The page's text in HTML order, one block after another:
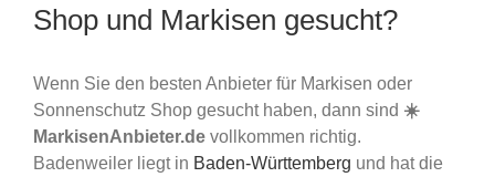
Shop und Markisen gesucht?
Wenn Sie den besten Anbieter für Markisen oder
Sonnenschutz Shop gesucht haben, dann sind ☀️
MarkisenAnbieter.de vollkommen richtig.
Badenweiler liegt in Baden-Württemberg und hat die